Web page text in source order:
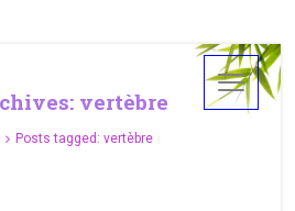
vertèbre
Posts tagged: vertèbre